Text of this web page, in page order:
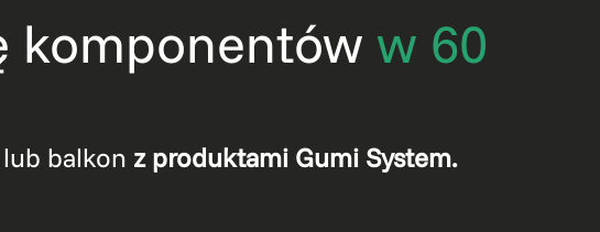
komponentów w 60
balkon z produktami Gumi System.